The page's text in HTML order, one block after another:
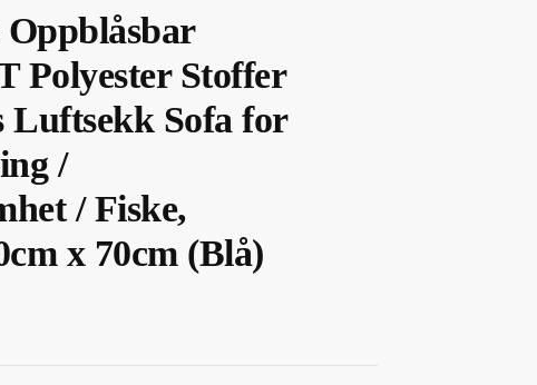
Oppblåsbar
Polyester Stoffer
Luftsekk Sofa for
/
/ Fiske,
x 70cm (Blå)